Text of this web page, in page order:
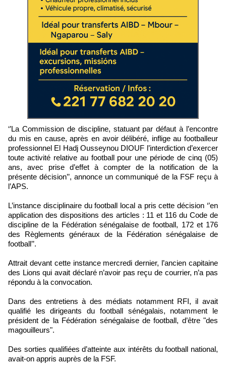
‘’La Commission de discipline, statuant par défaut à l’encontre
du mis en cause, après en avoir délibéré, inflige au footballeur
professionnel El Hadj Ousseynou DIOUF l’interdiction d’exercer
toute activité relative au football pour une période de cinq (05)
ans, avec prise d’effet à compter de la notification de la
présente décision’’, annonce un communiqué de la FSF reçu à
l’APS.
L’instance disciplinaire du football local a pris cette décision ‘’en
application des dispositions des articles : 11 et 116 du Code de
discipline de la Fédération sénégalaise de football, 172 et 176
des Règlements généraux de la Fédération sénégalaise de
football’’.
Attrait devant cette instance mercredi dernier, l’ancien capitaine
des Lions qui avait déclaré n’avoir pas reçu de courrier, n’a pas
répondu à la convocation.
Dans des entretiens à des médiats notamment RFI, il avait
qualifié les dirigeants du football sénégalais, notamment le
président de la Fédération sénégalaise de football, d’être "des
magouilleurs".
Des sorties qualifiées d’atteinte aux intérêts du football national,
avait-on appris auprès de la FSF.